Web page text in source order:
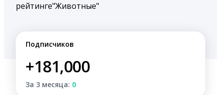
рейтинге"Животные"
Подписчиков
+181,000
За 3 месяца: 0